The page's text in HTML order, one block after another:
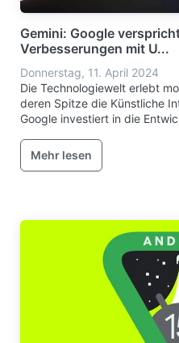
Gemini: Google
Verbesserungen mit U...
Donnerstag, 11. April 2024
Die Technologiewelt erlebt
deren Spitze die Künstliche
Google investiert in die
Mehr lesen